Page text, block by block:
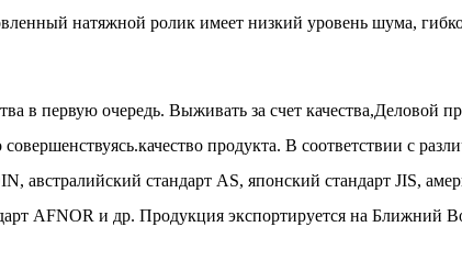
натяжной ролик имеет низкий уровень шума,
в первую очередь. Выживать за счет качества,Деловой
продукта. В соответствии с
австралийский стандарт AS, японский стандарт JIS,
AFNOR и др. Продукция экспортируется на